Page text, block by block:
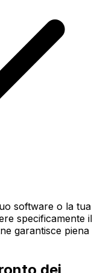
software o la tua
specificamente il
garantisce piena
dei